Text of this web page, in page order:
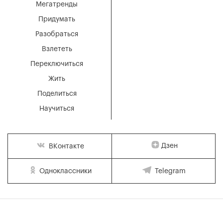
Мегатренды
Придумать
Разобраться
Взлететь
Переключиться
Жить
Поделиться
Научиться
ВКонтакте Дзен
Одноклассники Telegram